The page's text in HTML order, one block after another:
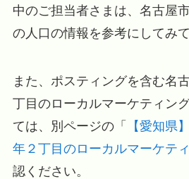
中のご担当者さまは、名古屋
の人口の情報を参考にしてみて
また、ポスティングを含む名
丁目のローカルマーケティン
ては、別ページの「
【愛知県
年２丁目のローカルマーケテ
認ください。